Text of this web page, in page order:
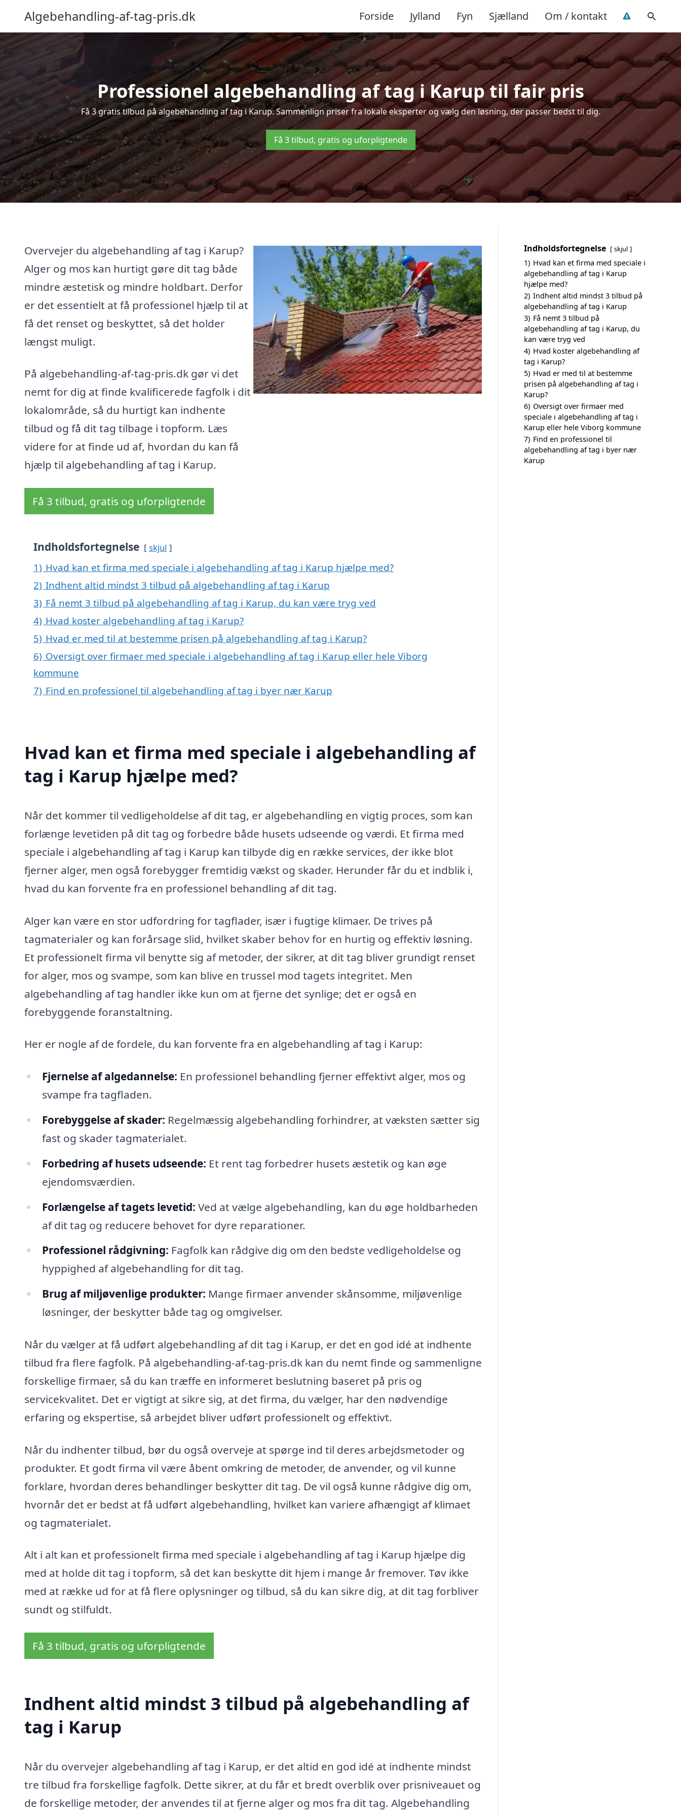
Algebehandling-af-tag-pris.dk Forside Jylland Fyn Sjælland Om / kontakt
Professionel algebehandling af tag i Karup til fair pris
Få 3 gratis tilbud på algebehandling af tag i Karup. Sammenlign priser fra lokale eksperter og vælg den løsning, der passer bedst til dig.
Få 3 tilbud, gratis og uforpligtende
Overvejer du algebehandling af tag i Karup?
Alger og mos kan hurtigt gøre dit tag både
mindre æstetisk og mindre holdbart. Derfor
er det essentielt at få professionel hjælp til at
få det renset og beskyttet, så det holder
længst muligt.
På algebehandling-af-tag-pris.dk gør vi det
nemt for dig at finde kvalificerede fagfolk i dit
lokalområde, så du hurtigt kan indhente
tilbud og få dit tag tilbage i topform. Læs
videre for at finde ud af, hvordan du kan få
hjælp til algebehandling af tag i Karup.
Få 3 tilbud, gratis og uforpligtende
Indholdsfortegnelse skjul
1) Hvad kan et firma med speciale i algebehandling af tag i Karup hjælpe med?
2) Indhent altid mindst 3 tilbud på algebehandling af tag i Karup
3) Få nemt 3 tilbud på algebehandling af tag i Karup, du kan være tryg ved
4) Hvad koster algebehandling af tag i Karup?
5) Hvad er med til at bestemme prisen på algebehandling af tag i Karup?
6) Oversigt over firmaer med speciale i algebehandling af tag i Karup eller hele Viborg
kommune
7) Find en professionel til algebehandling af tag i byer nær Karup
Hvad kan et firma med speciale i algebehandling af
tag i Karup hjælpe med?
Når det kommer til vedligeholdelse af dit tag, er algebehandling en vigtig proces, som kan
forlænge levetiden på dit tag og forbedre både husets udseende og værdi. Et firma med
speciale i algebehandling af tag i Karup kan tilbyde dig en række services, der ikke blot
fjerner alger, men også forebygger fremtidig vækst og skader. Herunder får du et indblik i,
hvad du kan forvente fra en professionel behandling af dit tag.
Alger kan være en stor udfordring for tagflader, især i fugtige klimaer. De trives på
tagmaterialer og kan forårsage slid, hvilket skaber behov for en hurtig og effektiv løsning.
Et professionelt firma vil benytte sig af metoder, der sikrer, at dit tag bliver grundigt renset
for alger, mos og svampe, som kan blive en trussel mod tagets integritet. Men
algebehandling af tag handler ikke kun om at fjerne det synlige; det er også en
forebyggende foranstaltning.
Her er nogle af de fordele, du kan forvente fra en algebehandling af tag i Karup:
Fjernelse af algedannelse: En professionel behandling fjerner effektivt alger, mos og
svampe fra tagfladen.
Forebyggelse af skader: Regelmæssig algebehandling forhindrer, at væksten sætter sig
fast og skader tagmaterialet.
Forbedring af husets udseende: Et rent tag forbedrer husets æstetik og kan øge
ejendomsværdien.
Forlængelse af tagets levetid: Ved at vælge algebehandling, kan du øge holdbarheden
af dit tag og reducere behovet for dyre reparationer.
Professionel rådgivning: Fagfolk kan rådgive dig om den bedste vedligeholdelse og
hyppighed af algebehandling for dit tag.
Brug af miljøvenlige produkter: Mange firmaer anvender skånsomme, miljøvenlige
løsninger, der beskytter både tag og omgivelser.
Når du vælger at få udført algebehandling af dit tag i Karup, er det en god idé at indhente
tilbud fra flere fagfolk. På algebehandling-af-tag-pris.dk kan du nemt finde og sammenligne
forskellige firmaer, så du kan træffe en informeret beslutning baseret på pris og
servicekvalitet. Det er vigtigt at sikre sig, at det firma, du vælger, har den nødvendige
erfaring og ekspertise, så arbejdet bliver udført professionelt og effektivt.
Når du indhenter tilbud, bør du også overveje at spørge ind til deres arbejdsmetoder og
produkter. Et godt firma vil være åbent omkring de metoder, de anvender, og vil kunne
forklare, hvordan deres behandlinger beskytter dit tag. De vil også kunne rådgive dig om,
hvornår det er bedst at få udført algebehandling, hvilket kan variere afhængigt af klimaet
og tagmaterialet.
Alt i alt kan et professionelt firma med speciale i algebehandling af tag i Karup hjælpe dig
med at holde dit tag i topform, så det kan beskytte dit hjem i mange år fremover. Tøv ikke
med at række ud for at få flere oplysninger og tilbud, så du kan sikre dig, at dit tag forbliver
sundt og stilfuldt.
Få 3 tilbud, gratis og uforpligtende
Indhent altid mindst 3 tilbud på algebehandling af
tag i Karup
Når du overvejer algebehandling af tag i Karup, er det altid en god idé at indhente mindst
tre tilbud fra forskellige fagfolk. Dette sikrer, at du får et bredt overblik over prisniveauet og
de forskellige metoder, der anvendes til at fjerne alger og mos fra dit tag. Algebehandling
Indholdsfortegnelse skjul
1) Hvad kan et firma med speciale i
algebehandling af tag i Karup
hjælpe med?
2) Indhent altid mindst 3 tilbud på
algebehandling af tag i Karup
3) Få nemt 3 tilbud på
algebehandling af tag i Karup, du
kan være tryg ved
4) Hvad koster algebehandling af
tag i Karup?
5) Hvad er med til at bestemme
prisen på algebehandling af tag i
Karup?
6) Oversigt over firmaer med
speciale i algebehandling af tag i
Karup eller hele Viborg kommune
7) Find en professionel til
algebehandling af tag i byer nær
Karup